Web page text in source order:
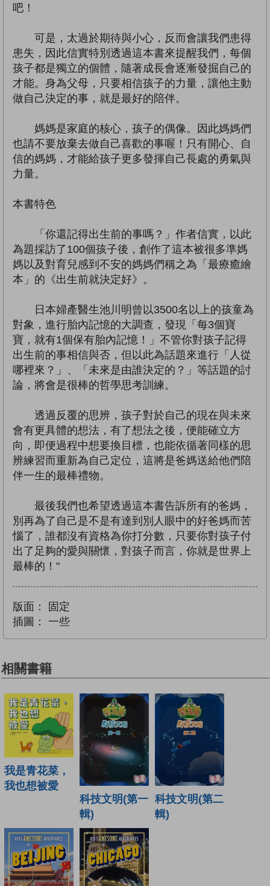
吧！
可是，太過於期待與小心，反而會讓我們患得
患失，因此信實特別透過這本書來提醒我們，每個
孩子都是獨立的個體，隨著成長會逐漸發掘自己的
才能。身為父母，只要相信孩子的力量，讓他主動
做自己決定的事，就是最好的陪伴。
媽媽是家庭的核心，孩子的偶像。因此媽媽們
也請不要放棄去做自己喜歡的事喔！只有開心、自
信的媽媽，才能給孩子更多發揮自己長處的勇氣與
力量。
本書特色
「你還記得出生前的事嗎？」作者信實，以此
為題採訪了100個孩子後，創作了這本被很多準媽
媽以及對育兒感到不安的媽媽們稱之為「最療癒繪
本」的《出生前就決定好》。
日本婦產醫生池川明曾以3500名以上的孩童為
對象，進行胎內記憶的大調查，發現「每3個寶
寶，就有1個保有胎內記憶！」不管你對孩子記得
出生前的事相信與否，但以此為話題來進行「人從
哪裡來？」、「未來是由誰決定的？」等話題的討
論，將會是很棒的哲學思考訓練。
透過反覆的思辨，孩子對於自己的現在與未來
會有更具體的想法，有了想法之後，便能確立方
向，即便過程中想要換目標，也能依循著同樣的思
辨練習而重新為自己定位，這將是爸媽送給他們陪
伴一生的最棒禮物。
最後我們也希望透過這本書告訴所有的爸媽，
別再為了自己是不是有達到別人眼中的好爸媽而苦
惱了，誰都沒有資格為你打分數，只要你對孩子付
出了足夠的愛與關懷，對孩子而言，你就是世界上
最棒的！"
版面：
固定
插圖：
一些
相關書籍
我是青花菜，
我也想被愛
科技文明(第一
輯)
科技文明(第二
輯)